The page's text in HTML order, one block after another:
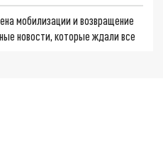
мобилизации и возвращение
новости, которые ждали все